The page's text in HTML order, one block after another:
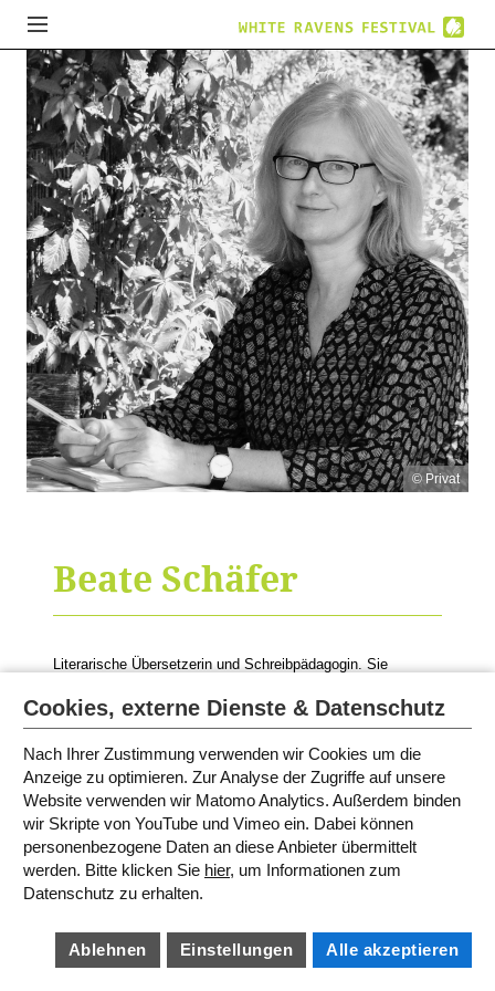
© Privat
Beate Schäfer
Literarische Übersetzerin und Schreibpädagogin. Sie
MODERATORINNEN UND
SPRECHERINNEN
SITEMAP
AGB
Cookies, externe Dienste & Datenschutz
Nach Ihrer Zustimmung verwenden wir Cookies um die
Anzeige zu optimieren. Zur Analyse der Zugriffe auf unsere
Website verwenden wir Matomo Analytics. Außerdem binden
wir Skripte von YouTube und Vimeo ein. Dabei können
personenbezogene Daten an diese Anbieter übermittelt
werden. Bitte klicken Sie hier, um Informationen zum
Datenschutz zu erhalten.
Ablehnen Einstellungen Alle akzeptieren